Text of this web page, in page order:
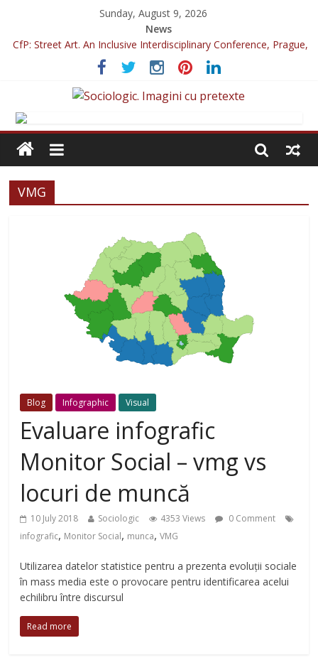
Sunday, August 9, 2026
News
CfP: Street Art. An Inclusive Interdisciplinary Conference, Prague,
Sociologia Jurnaliștilor 2025
CfP: IVSA Conference 2022
CfP: 6th International Conference of Photography & Theory,
Nicosia, 2022
CfP: Philosophy of Photography special issue: Violence!
VMG
Blog Infographic Visual
Evaluare infografic
Monitor Social – vmg vs
locuri de muncă
10 July 2018 Sociologic 4353 Views
0 Comment
infografic, Monitor Social, munca,VMG
Utilizarea datelor statistice pentru a prezenta evoluții sociale
în mass media este o provocare pentru identificarea acelui
echilibru între discursul
Read more